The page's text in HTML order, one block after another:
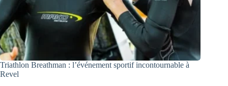
Triathlon Breathman : l’événement sportif incontournable à
Revel